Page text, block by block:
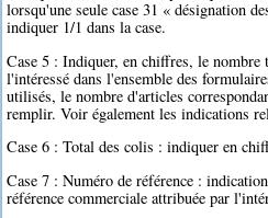
lorsqu'une seule case 31 « désignation
indiquer 1/1 dans la case.
Case 5 : Indiquer, en chiffres, le nombre
l'intéressé dans l'ensemble des
utilisés, le nombre d'articles
remplir. Voir également les indications
Case 6 : Total des colis : indiquer en
Case 7 : Numéro de référence :
référence commerciale attribuée par